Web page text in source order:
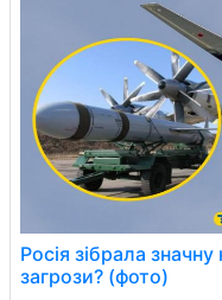
Росія зібрала значну
загрози? (фото)